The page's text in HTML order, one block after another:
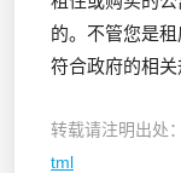
的。不管您是
符合政府的相关
转载请注明出处：
tml